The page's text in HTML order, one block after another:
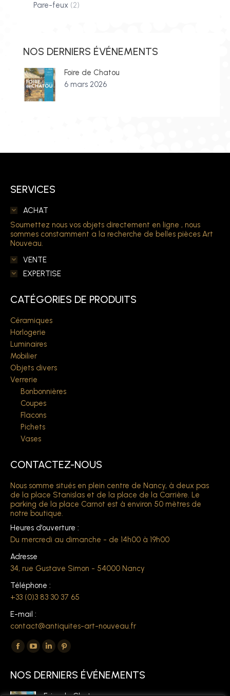
Pare-feux (2)
NOS DERNIERS ÉVÉNEMENTS
Foire de Chatou
6 mars 2026
SERVICES
ACHAT
Soumettez nous vos objets directement en ligne , nous
sommes constamment a la recherche de belles pièces Art
Nouveau.
VENTE
EXPERTISE
CATÉGORIES DE PRODUITS
Céramiques
Horlogerie
Luminaires
Mobilier
Objets divers
Verrerie
Bonbonnières
Coupes
Flacons
Pichets
Vases
CONTACTEZ-NOUS
Nous somme situés en plein centre de Nancy, à deux pas
de la place Stanislas et de la place de la Carrière. Le
parking de la place Carnot est à environ 50 mètres de
notre boutique.
Heures d'ouverture :
Du mercredi au dimanche - de 14h00 à 19h00
Adresse
34, rue Gustave Simon - 54000 Nancy
Téléphone :
+33 (0)3 83 30 37 65
E-mail :
contact@antiquites-art-nouveau.fr
Trouvez nous sur :
La
Facebook
s'ouvre
La
YouTube
s'ouvre
La
LinkedIn
s'ouvre
La
Pinterest
s'ouvre
NOS DERNIERS ÉVÉNEMENTS